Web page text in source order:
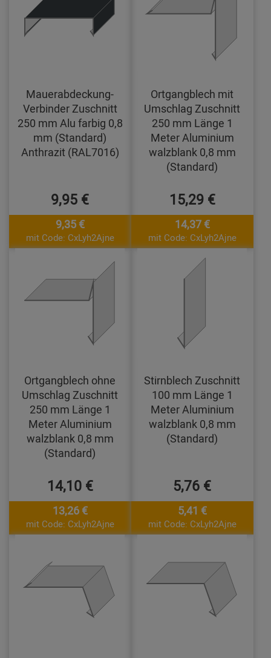
Mauerabdeckung-
Verbinder Zuschnitt
250 mm Alu farbig 0,8
mm (Standard)
Anthrazit (RAL7016)
9,95 €
9,35 €
mit Code: CxLyh2Ajne
Ortgangblech mit
Umschlag Zuschnitt
250 mm Länge 1
Meter Aluminium
walzblank 0,8 mm
(Standard)
15,29 €
14,37 €
mit Code: CxLyh2Ajne
Ortgangblech ohne
Umschlag Zuschnitt
250 mm Länge 1
Meter Aluminium
walzblank 0,8 mm
(Standard)
14,10 €
13,26 €
mit Code: CxLyh2Ajne
Stirnblech Zuschnitt
100 mm Länge 1
Meter Aluminium
walzblank 0,8 mm
(Standard)
5,76 €
5,41 €
mit Code: CxLyh2Ajne